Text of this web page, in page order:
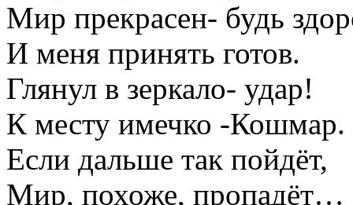
Мир прекрасен- будь
И меня принять готов.
Глянул в зеркало- удар!
К месту имечко -Кошмар.
Если дальше так пойдёт,
Мир, похоже, пропадёт…